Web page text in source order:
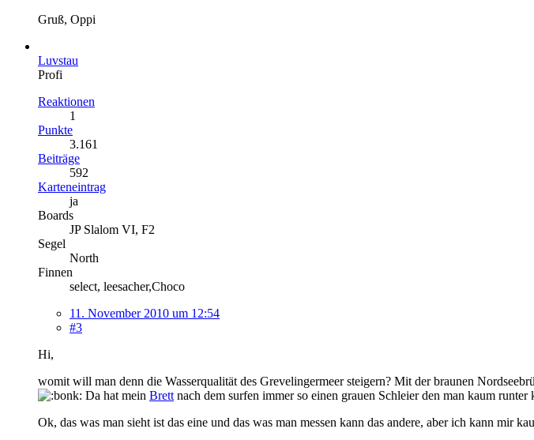
Gruß, Oppi
Luvstau
Profi
Reaktionen
1
Punkte
3.161
Beiträge
592
Karteneintrag
ja
Boards
JP Slalom VI, F2
Segel
North
Finnen
select, leesacher,Choco
11. November 2010 um 12:54
#3
Hi,
womit will man denn die Wasserqualität des Grevelingermeer steigern? Mit der braunen
Da hat mein Brett nach dem surfen immer so einen grauen Schleier den man kaum
Ok, das was man sieht ist das eine und das was man messen kann das andere, aber ich kann mir